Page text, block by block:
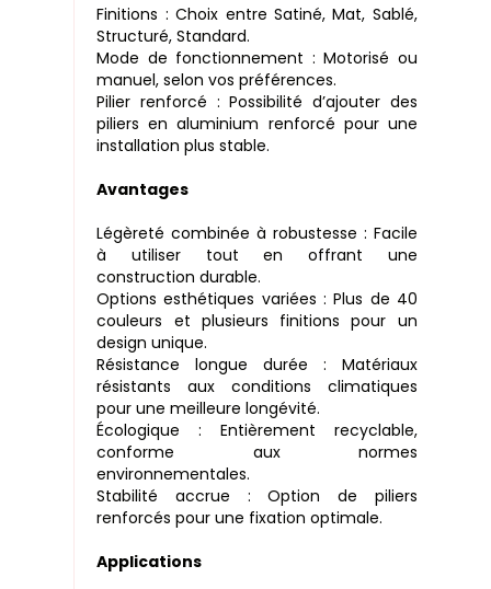
Finitions : Choix entre Satiné, Mat, Sablé,
Structuré, Standard.
Mode de fonctionnement : Motorisé ou
manuel, selon vos préférences.
Pilier renforcé : Possibilité d’ajouter des
piliers en aluminium renforcé pour une
installation plus stable.
Avantages
Légèreté combinée à robustesse : Facile
à utiliser tout en offrant une
construction durable.
Options esthétiques variées : Plus de 40
couleurs et plusieurs finitions pour un
design unique.
Résistance longue durée : Matériaux
résistants aux conditions climatiques
pour une meilleure longévité.
Écologique : Entièrement recyclable,
conforme aux normes
environnementales.
Stabilité accrue : Option de piliers
renforcés pour une fixation optimale.
Applications